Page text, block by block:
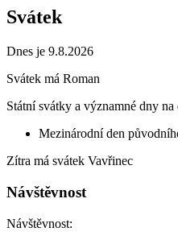
Svátek
Dnes je 9.8.2026
Svátek má Roman
Státní svátky a významné dny na
Mezinárodní den
Zítra má svátek Vavřinec
Návštěvnost
Návštěvnost: